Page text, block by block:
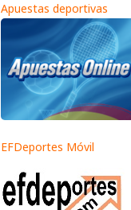
Apuestas deportivas
EFDeportes Móvil